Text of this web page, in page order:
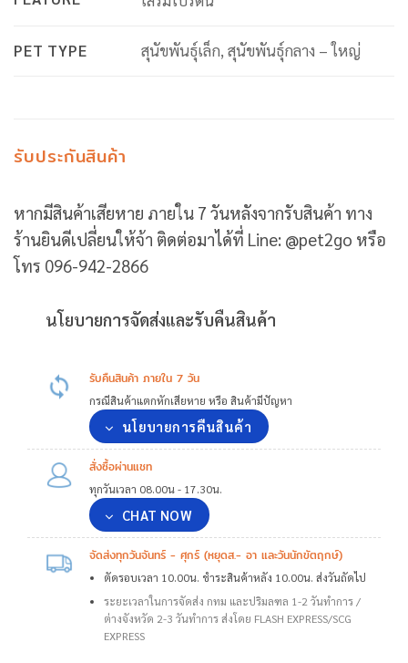
PET TYPE สุนัขพันธุ์เล็ก, สุนัขพันธุ์กลาง – ใหญ่
รับประกันสินค้า
หากมีสินค้าเสียหาย ภายใน 7 วันหลังจากรับสินค้า ทาง
ร้านยินดีเปลี่ยนให้จ้า ติดต่อมาได้ที่ Line: @pet2go หรือ
โทร 096-942-2866
นโยบายการจัดส่งและรับคืนสินค้า
รับคืนสินค้า ภายใน 7 วัน
กรณีสินค้าแตกหักเสียหาย หรือ สินค้ามีปัญหา
นโยบายการคืนสินค้า
สั่งซื้อผ่านแชท
ทุกวันเวลา 08.00น - 17.30น.
CHAT NOW
จัดส่งทุกวันจันทร์ - ศุกร์ (หยุดส.- อา และวันนักขัตฤกษ์)
ตัดรอบเวลา 10.00น. ชำระสินค้าหลัง 10.00น. ส่งวันถัดไป
ระยะเวลาในการจัดส่ง กทม และปริมลฑล 1-2 วันทำการ /
ต่างจังหวัด 2-3 วันทำการ ส่งโดย FLASH EXPRESS/SCG
EXPRESS